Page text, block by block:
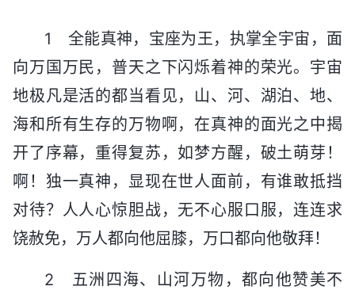
1 全能真神，宝座为王，执掌全宇宙，面
向万国万民，普天之下闪烁着神的荣光。宇宙
地极凡是活的都当看见，山、河、湖泊、地、
海和所有生存的万物啊，在真神的面光之中揭
开了序幕，重得复苏，如梦方醒，破土萌芽！
啊！独一真神，显现在世人面前，有谁敢抵挡
对待？人人心惊胆战，无不心服口服，连连求
饶赦免，万人都向他屈膝，万口都向他敬拜！
2 五洲四海、山河万物，都向他赞美不